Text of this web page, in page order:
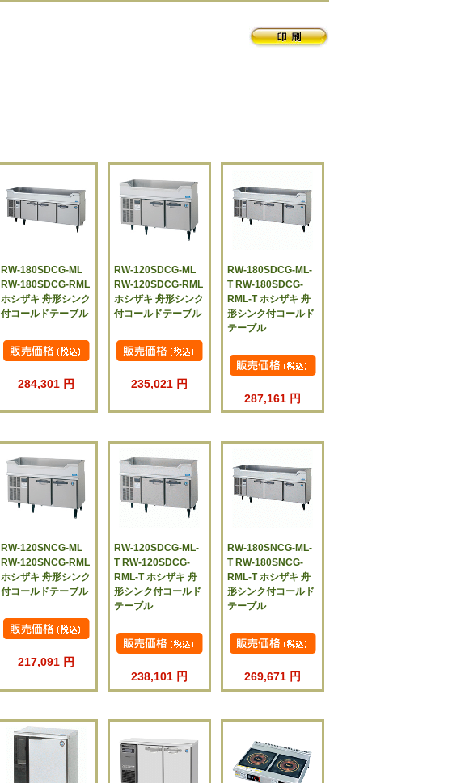
RW-180SDCG-ML
RW-180SDCG-RML
ホシザキ 舟形シンク
付コールドテーブル
284,301 円
RW-120SDCG-ML
RW-120SDCG-RML
ホシザキ 舟形シンク
付コールドテーブル
235,021 円
RW-180SDCG-ML-
T RW-180SDCG-
RML-T ホシザキ 舟
形シンク付コールド
テーブル
287,161 円
RW-120SNCG-ML
RW-120SNCG-RML
ホシザキ 舟形シンク
付コールドテーブル
217,091 円
RW-120SDCG-ML-
T RW-120SDCG-
RML-T ホシザキ 舟
形シンク付コールド
テーブル
238,101 円
RW-180SNCG-ML-
T RW-180SNCG-
RML-T ホシザキ 舟
形シンク付コールド
テーブル
269,671 円